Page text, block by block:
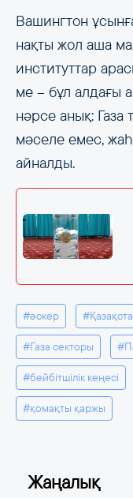
Вашингтон
нақты жол аша
институттар
ме – бұл алдағы
нәрсе анық: Газа
мәселе емес,
айналды.
#әскер
#Газа секторы
#бейбітшілік кеңесі
#қомақты қаржы
Жаңалық